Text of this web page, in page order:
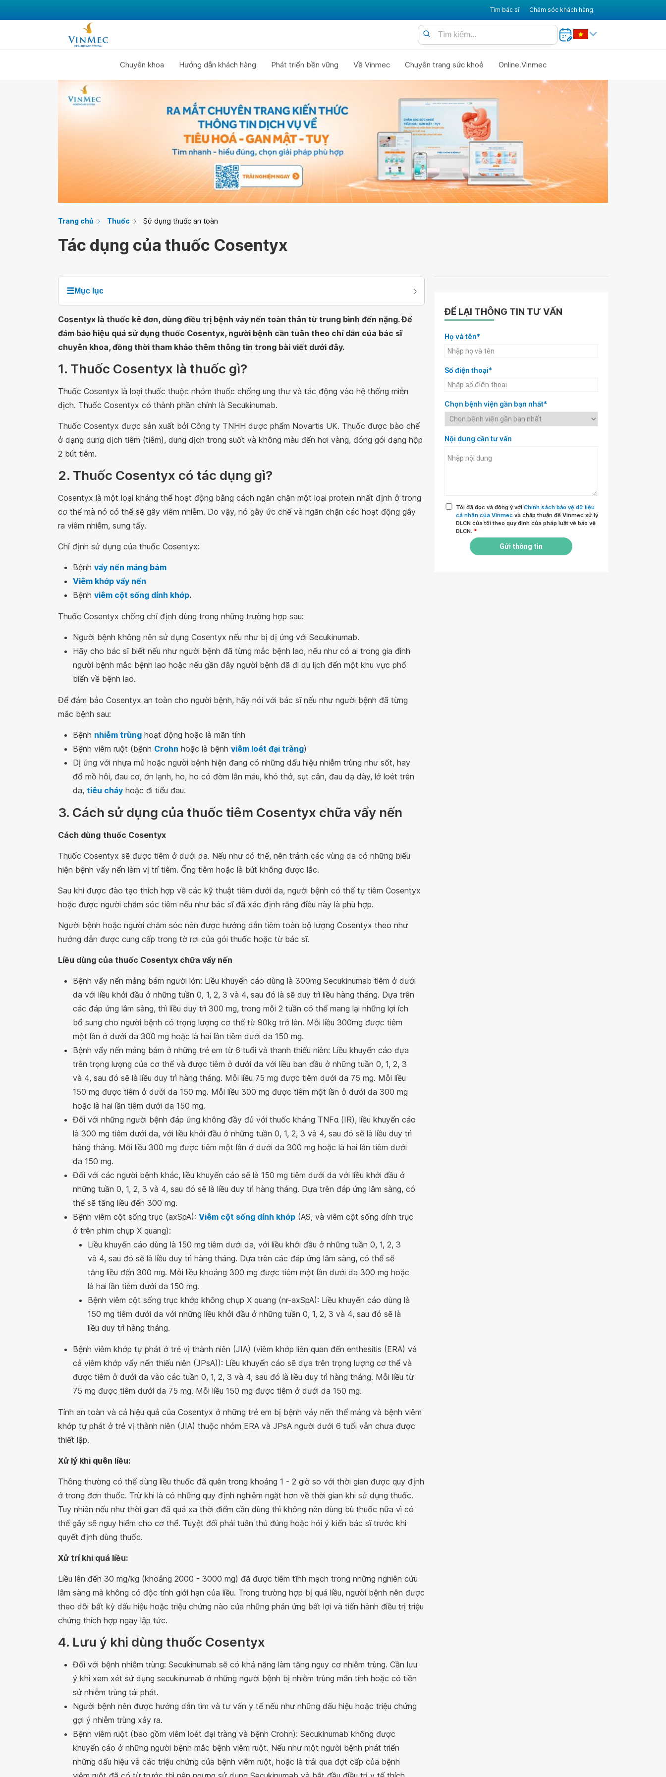
Tìm bác sĩ Chăm sóc khách hàng
Chuyên khoa Hướng dẫn khách hàng Phát triển bền vững Về Vinmec Chuyên trang sức khoẻ Online.Vinmec
Trang chủ Thuốc Sử dụng thuốc an toàn
Tác dụng của thuốc Cosentyx
☰Mục lục
Cosentyx là thuốc kê đơn, dùng điều trị bệnh vảy nến toàn thân từ trung bình đến nặng. Để
đảm bảo hiệu quả sử dụng thuốc Cosentyx, người bệnh cần tuân theo chỉ dẫn của bác sĩ
chuyên khoa, đồng thời tham khảo thêm thông tin trong bài viết dưới đây.
1. Thuốc Cosentyx là thuốc gì?
Thuốc Cosentyx là loại thuốc thuộc nhóm thuốc chống ung thư và tác động vào hệ thống miễn
dịch. Thuốc Cosentyx có thành phần chính là Secukinumab.
Thuốc Cosentyx được sản xuất bởi Công ty TNHH dược phẩm Novartis UK. Thuốc được bào chế
ở dạng dung dịch tiêm (tiêm), dung dịch trong suốt và không màu đến hơi vàng, đóng gói dạng hộp
2 bút tiêm.
2. Thuốc Cosentyx có tác dụng gì?
Cosentyx là một loại kháng thể hoạt động bằng cách ngăn chặn một loại protein nhất định ở trong
cơ thể mà nó có thể sẽ gây viêm nhiễm. Do vậy, nó gây ức chế và ngăn chặn các hoạt động gây
ra viêm nhiễm, sưng tấy.
Chỉ định sử dụng của thuốc Cosentyx:
Bệnh vẩy nến mảng bám
Viêm khớp vẩy nến
Bệnh viêm cột sống dính khớp.
Thuốc Cosentyx chống chỉ định dùng trong những trường hợp sau:
Người bệnh không nên sử dụng Cosentyx nếu như bị dị ứng với Secukinumab.
Hãy cho bác sĩ biết nếu như người bệnh đã từng mắc bệnh lao, nếu như có ai trong gia đình
người bệnh mắc bệnh lao hoặc nếu gần đây người bệnh đã đi du lịch đến một khu vực phổ
biến về bệnh lao.
Để đảm bảo Cosentyx an toàn cho người bệnh, hãy nói với bác sĩ nếu như người bệnh đã từng
mắc bệnh sau:
Bệnh nhiễm trùng hoạt động hoặc là mãn tính
Bệnh viêm ruột (bệnh Crohn hoặc là bệnh viêm loét đại tràng)
Dị ứng với nhựa mủ hoặc người bệnh hiện đang có những dấu hiệu nhiễm trùng như sốt, hay
đổ mồ hôi, đau cơ, ớn lạnh, ho, ho có đờm lẫn máu, khó thở, sụt cân, đau dạ dày, lở loét trên
da, tiêu chảy hoặc đi tiểu đau.
3. Cách sử dụng của thuốc tiêm Cosentyx chữa vẩy nến
Cách dùng thuốc Cosentyx
Thuốc Cosentyx sẽ được tiêm ở dưới da. Nếu như có thể, nên tránh các vùng da có những biểu
hiện bệnh vẩy nến làm vị trí tiêm. Ống tiêm hoặc là bút không được lắc.
Sau khi được đào tạo thích hợp về các kỹ thuật tiêm dưới da, người bệnh có thể tự tiêm Cosentyx
hoặc được người chăm sóc tiêm nếu như bác sĩ đã xác định rằng điều này là phù hợp.
Người bệnh hoặc người chăm sóc nên được hướng dẫn tiêm toàn bộ lượng Cosentyx theo như
hướng dẫn được cung cấp trong tờ rơi của gói thuốc hoặc từ bác sĩ.
Liều dùng của thuốc Cosentyx chữa vẩy nến
Bệnh vẩy nến mảng bám người lớn: Liều khuyến cáo dùng là 300mg Secukinumab tiêm ở dưới
da với liều khởi đầu ở những tuần 0, 1, 2, 3 và 4, sau đó là sẽ duy trì liều hàng tháng. Dựa trên
các đáp ứng lâm sàng, thì liều duy trì 300 mg, trong mỗi 2 tuần có thể mang lại những lợi ích
bổ sung cho người bệnh có trọng lượng cơ thể từ 90kg trở lên. Mỗi liều 300mg được tiêm
một lần ở dưới da 300 mg hoặc là hai lần tiêm dưới da 150 mg.
Bệnh vẩy nến mảng bám ở những trẻ em từ 6 tuổi và thanh thiếu niên: Liều khuyến cáo dựa
trên trọng lượng của cơ thể và được tiêm ở dưới da với liều ban đầu ở những tuần 0, 1, 2, 3
và 4, sau đó sẽ là liều duy trì hàng tháng. Mỗi liều 75 mg được tiêm dưới da 75 mg. Mỗi liều
150 mg được tiêm ở dưới da 150 mg. Mỗi liều 300 mg được tiêm một lần ở dưới da 300 mg
hoặc là hai lần tiêm dưới da 150 mg.
Đối với những người bệnh đáp ứng không đầy đủ với thuốc kháng TNFα (IR), liều khuyến cáo
là 300 mg tiêm dưới da, với liều khởi đầu ở những tuần 0, 1, 2, 3 và 4, sau đó sẽ là liều duy trì
hàng tháng. Mỗi liều 300 mg được tiêm một lần ở dưới da 300 mg hoặc là hai lần tiêm dưới
da 150 mg.
Đối với các người bệnh khác, liều khuyến cáo sẽ là 150 mg tiêm dưới da với liều khởi đầu ở
những tuần 0, 1, 2, 3 và 4, sau đó sẽ là liều duy trì hàng tháng. Dựa trên đáp ứng lâm sàng, có
thể sẽ tăng liều đến 300 mg.
Bệnh viêm cột sống trục (axSpA): Viêm cột sống dính khớp (AS, và viêm cột sống dính trục
ở trên phim chụp X quang):
Liều khuyến cáo dùng là 150 mg tiêm dưới da, với liều khởi đầu ở những tuần 0, 1, 2, 3
và 4, sau đó sẽ là liều duy trì hàng tháng. Dựa trên các đáp ứng lâm sàng, có thể sẽ
tăng liều đến 300 mg. Mỗi liều khoảng 300 mg được tiêm một lần dưới da 300 mg hoặc
là hai lần tiêm dưới da 150 mg.
Bệnh viêm cột sống trục khớp không chụp X quang (nr-axSpA): Liều khuyến cáo dùng là
150 mg tiêm dưới da với những liều khởi đầu ở những tuần 0, 1, 2, 3 và 4, sau đó sẽ là
liều duy trì hàng tháng.
Bệnh viêm khớp tự phát ở trẻ vị thành niên (JIA) (viêm khớp liên quan đến enthesitis (ERA) và
cả viêm khớp vẩy nến thiếu niên (JPsA)): Liều khuyến cáo sẽ dựa trên trọng lượng cơ thể và
được tiêm ở dưới da vào các tuần 0, 1, 2, 3 và 4, sau đó là liều duy trì hàng tháng. Mỗi liều từ
75 mg được tiêm dưới da 75 mg. Mỗi liều 150 mg được tiêm ở dưới da 150 mg.
Tính an toàn và cả hiệu quả của Cosentyx ở những trẻ em bị bệnh vảy nến thể mảng và bệnh viêm
khớp tự phát ở trẻ vị thành niên (JIA) thuộc nhóm ERA và JPsA người dưới 6 tuổi vẫn chưa được
thiết lập.
Xử lý khi quên liều:
Thông thường có thể dùng liều thuốc đã quên trong khoảng 1 - 2 giờ so với thời gian được quy định
ở trong đơn thuốc. Trừ khi là có những quy định nghiêm ngặt hơn về thời gian khi sử dụng thuốc.
Tuy nhiên nếu như thời gian đã quá xa thời điểm cần dùng thì không nên dùng bù thuốc nữa vì có
thể gây sẽ nguy hiểm cho cơ thể. Tuyệt đối phải tuân thủ đúng hoặc hỏi ý kiến bác sĩ trước khi
quyết định dùng thuốc.
Xử trí khi quá liều:
Liều lên đến 30 mg/kg (khoảng 2000 - 3000 mg) đã được tiêm tĩnh mạch trong những nghiên cứu
lâm sàng mà không có độc tính giới hạn của liều. Trong trường hợp bị quá liều, người bệnh nên được
theo dõi bất kỳ dấu hiệu hoặc triệu chứng nào của những phản ứng bất lợi và tiến hành điều trị triệu
chứng thích hợp ngay lập tức.
4. Lưu ý khi dùng thuốc Cosentyx
Đối với bệnh nhiễm trùng: Secukinumab sẽ có khả năng làm tăng nguy cơ nhiễm trùng. Cần lưu
ý khi xem xét sử dụng secukinumab ở những người bệnh bị nhiễm trùng mãn tính hoặc có tiền
sử nhiễm trùng tái phát.
Người bệnh nên được hướng dẫn tìm và tư vấn y tế nếu như những dấu hiệu hoặc triệu chứng
gợi ý nhiễm trùng xảy ra.
Bệnh viêm ruột (bao gồm viêm loét đại tràng và bệnh Crohn): Secukinumab không được
khuyến cáo ở những người bệnh mắc bệnh viêm ruột. Nếu như một người bệnh phát triển
những dấu hiệu và các triệu chứng của bệnh viêm ruột, hoặc là trải qua đợt cấp của bệnh
ĐỂ LẠI THÔNG TIN TƯ VẤN
Họ và tên*
Số điện thoại*
Chọn bệnh viện gần bạn nhất*
Nội dung cần tư vấn
Tôi đã đọc và đồng ý với Chính sách bảo vệ dữ liệu
cá nhân của Vinmec và chấp thuận để Vinmec xử lý
DLCN của tôi theo quy định của pháp luật về bảo vệ
DLCN. *
Gửi thông tin